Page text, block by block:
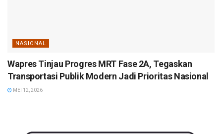
NASIONAL
Wapres Tinjau Progres MRT Fase 2A, Tegaskan
Transportasi Publik Modern Jadi Prioritas Nasional
MEI 12, 2026